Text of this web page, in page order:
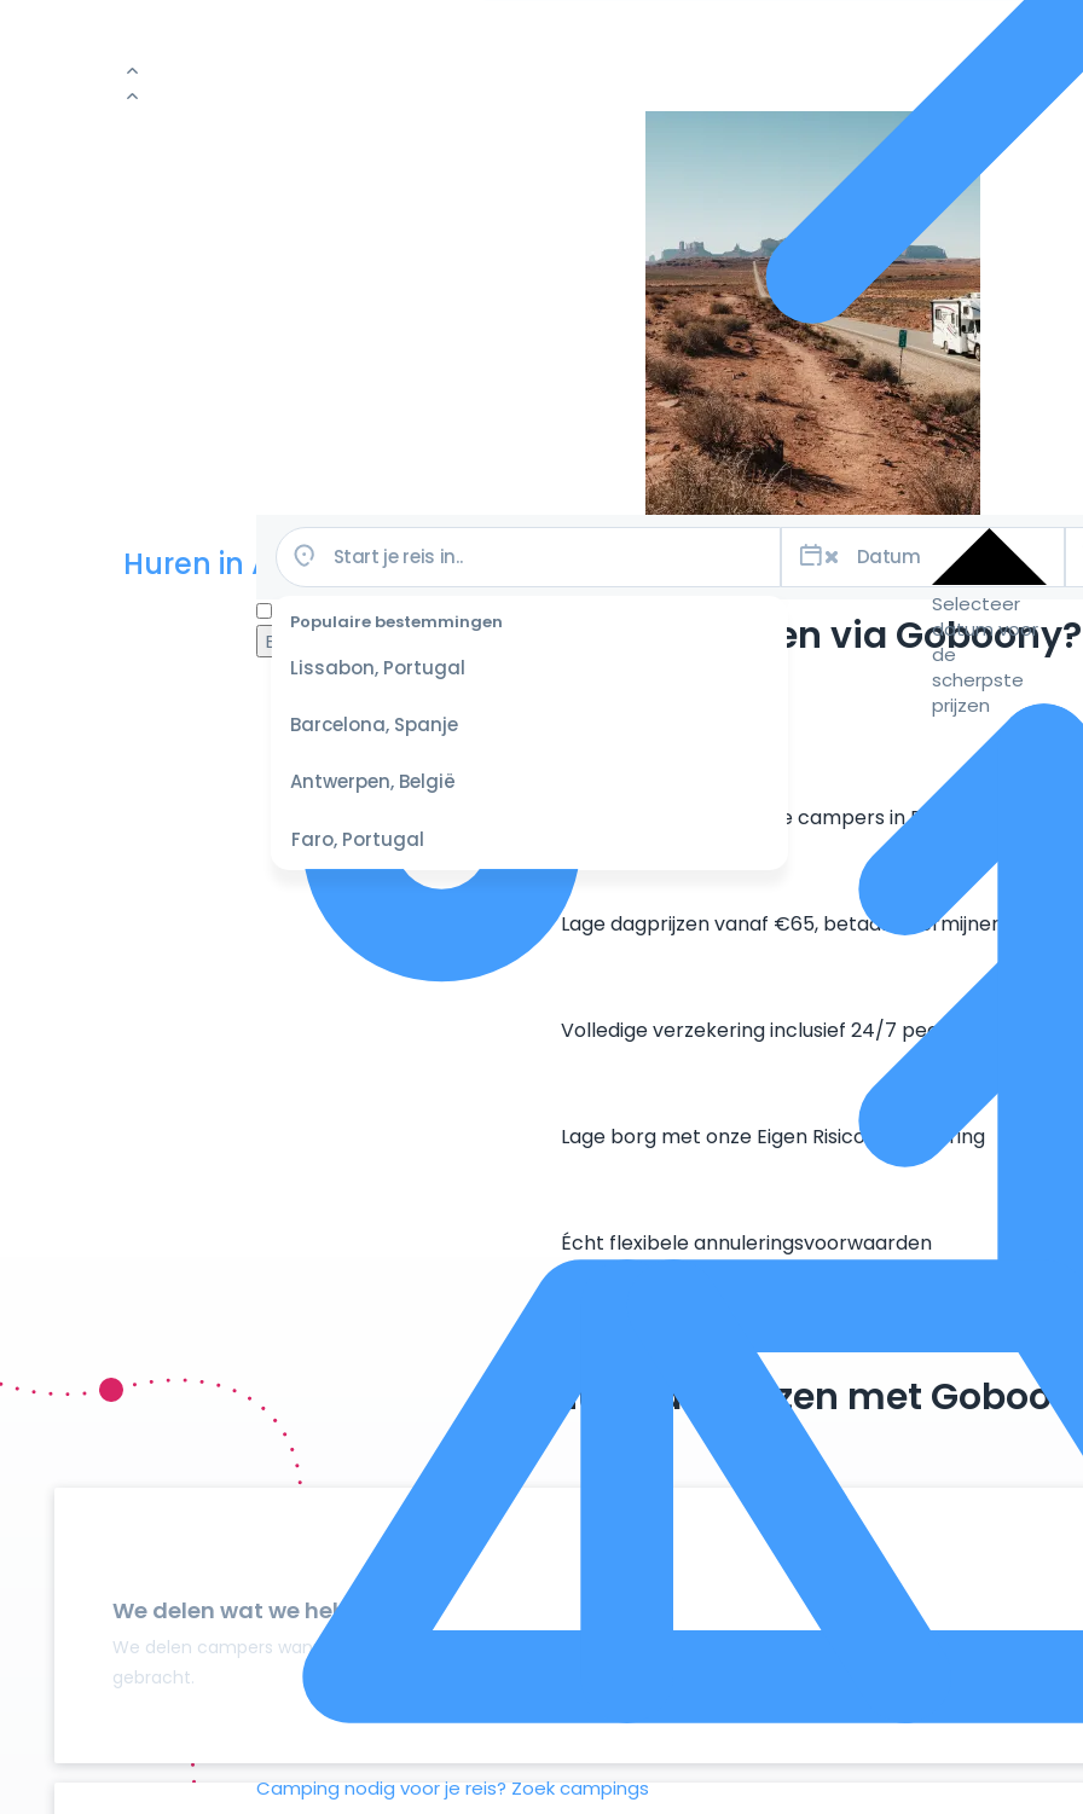
Populaire bestemmingen
Lissabon, Portugal
Barcelona, Spanje
Antwerpen, België
Faro, Portugal
Selecteer
datum voor
de
scherpste
prijzen
Camping nodig voor je reis? Zoek campings
Huren in Amerika
Waarom huren via Goboony?
Grootste aanbod unieke campers in Europa
Lage dagprijzen vanaf €65, betaal in termijnen
Volledige verzekering inclusief 24/7 pechhulp
Lage borg met onze Eigen Risico Verzekering
Écht flexibele annuleringsvoorwaarden
Duurzaam reizen met Goboony
We delen wat we hebben
We delen campers wanneer ze niet gebruikt worden. Zo maken we optimaal gebruik van wat er al beschikbaar
gebracht.